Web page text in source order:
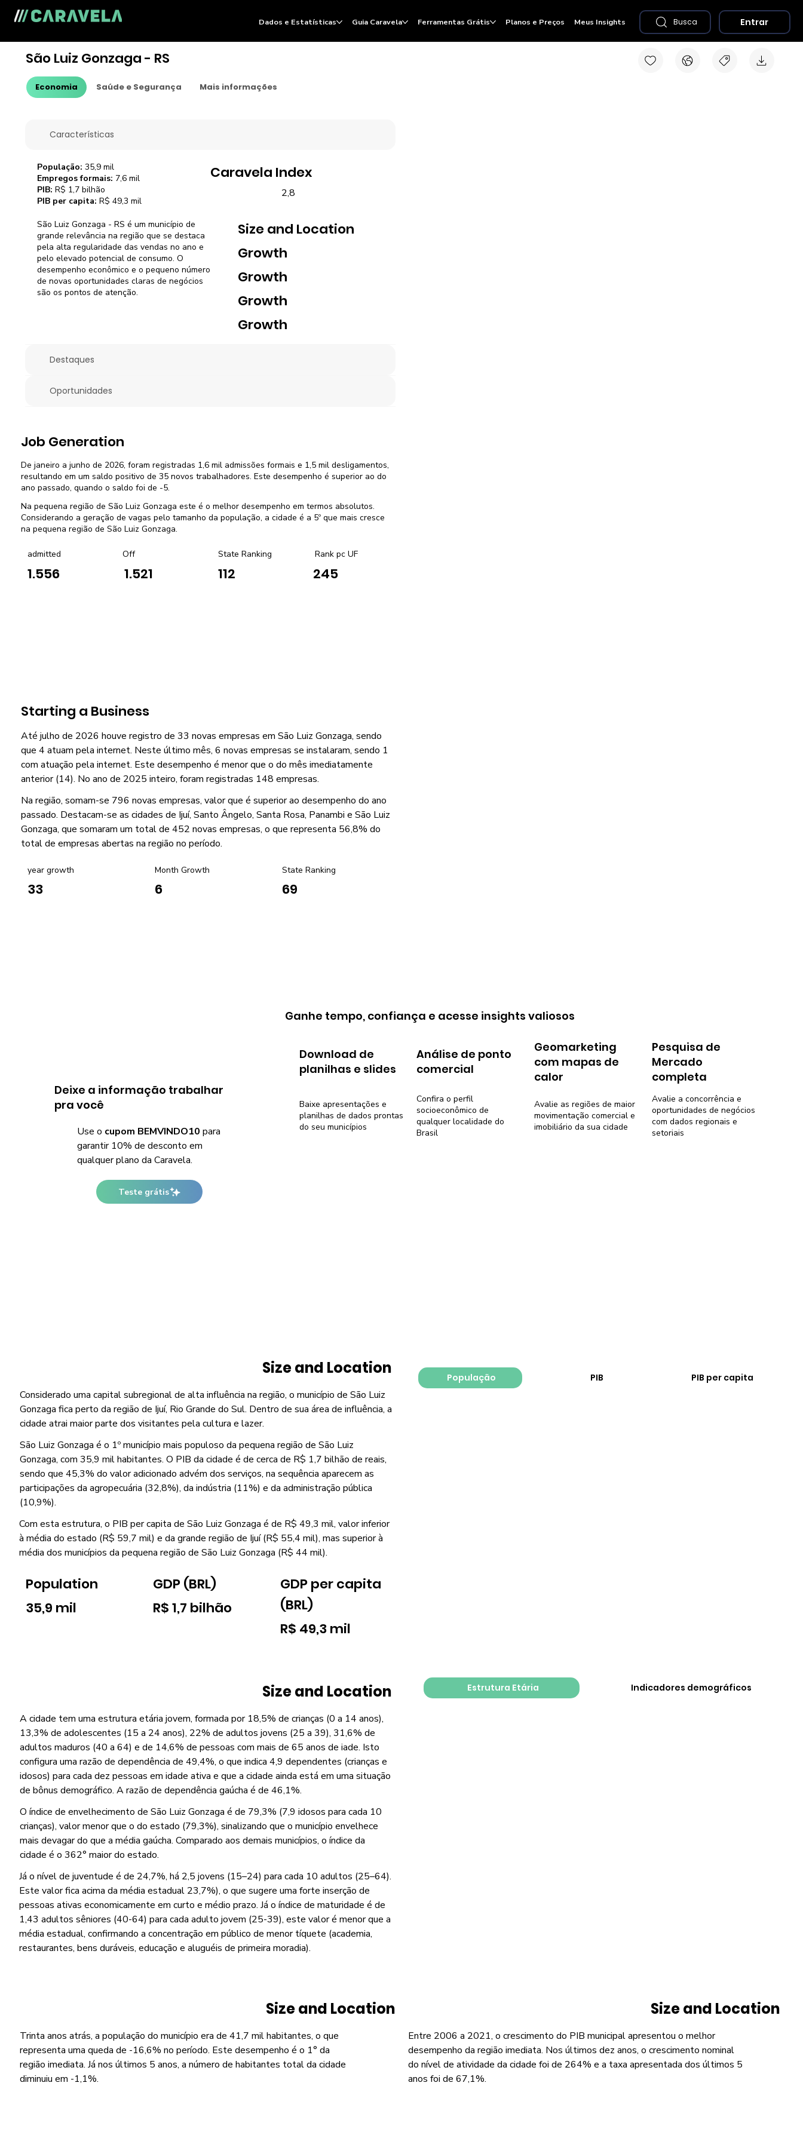
Características
São Luiz Gonzaga - RS é um município de
grande relevância na região que se destaca
pela alta regularidade das vendas no ano e
pelo elevado potencial de consumo. O
desempenho econômico e o pequeno número
de novas oportunidades claras de negócios
são os pontos de atenção.
Caravela Index
2,8
Size and Location
Growth
Growth
Growth
Growth
População: 35,9 mil
Empregos formais: 7,6 mil
PIB: R$ 1,7 bilhão
PIB per capita: R$ 49,3 mil
Destaques
Oportunidades
Job Generation
De janeiro a junho de 2026, foram registradas 1,6 mil admissões formais e 1,5 mil desligamentos,
resultando em um saldo positivo de 35 novos trabalhadores. Este desempenho é superior ao do
ano passado, quando o saldo foi de -5.
Na pequena região de São Luiz Gonzaga este é o melhor desempenho em termos absolutos.
Considerando a geração de vagas pelo tamanho da população, a cidade é a 5º que mais cresce
na pequena região de São Luiz Gonzaga.
admitted
1.556
Off
1.521
State Ranking
112
Rank pc UF
245
Starting a Business
Até julho de 2026 houve registro de 33 novas empresas em São Luiz Gonzaga, sendo
que 4 atuam pela internet. Neste último mês, 6 novas empresas se instalaram, sendo 1
com atuação pela internet. Este desempenho é menor que o do mês imediatamente
anterior (14). No ano de 2025 inteiro, foram registradas 148 empresas.
Na região, somam-se 796 novas empresas, valor que é superior ao desempenho do ano
passado. Destacam-se as cidades de Ijuí, Santo Ângelo, Santa Rosa, Panambi e São Luiz
Gonzaga, que somaram um total de 452 novas empresas, o que representa 56,8% do
total de empresas abertas na região no período.
year growth
33
Month Growth
6
State Ranking
69
Deixe a informação trabalhar
pra você
Use o cupom BEMVINDO10 para
garantir 10% de desconto em
qualquer plano da Caravela.
Teste grátis
Download de
planilhas e slides
Baixe apresentações e
planilhas de dados prontas
do seu municípios
Análise de ponto
comercial
Confira o perfil
socioeconômico de
qualquer localidade do
Brasil
Geomarketing
com mapas de
calor
Avalie as regiões de maior
movimentação comercial e
imobiliário da sua cidade
Pesquisa de
Mercado
completa
Avalie a concorrência e
oportunidades de negócios
com dados regionais e
setoriais
Ganhe tempo, confiança e acesse insights valiosos
População PIB PIB per capita
Estrutura Etária Indicadores demográficos
Size and Location
Considerado uma capital subregional de alta influência na região, o município de São Luiz
Gonzaga fica perto da região de Ijuí, Rio Grande do Sul. Dentro de sua área de influência, a
cidade atrai maior parte dos visitantes pela cultura e lazer.
São Luiz Gonzaga é o 1º município mais populoso da pequena região de São Luiz
Gonzaga, com 35,9 mil habitantes. O PIB da cidade é de cerca de R$ 1,7 bilhão de reais,
sendo que 45,3% do valor adicionado advém dos serviços, na sequência aparecem as
participações da agropecuária (32,8%), da indústria (11%) e da administração pública
(10,9%).
Com esta estrutura, o PIB per capita de São Luiz Gonzaga é de R$ 49,3 mil, valor inferior
à média do estado (R$ 59,7 mil) e da grande região de Ijuí (R$ 55,4 mil), mas superior à
média dos municípios da pequena região de São Luiz Gonzaga (R$ 44 mil).
Population
35,9 mil
GDP (BRL)
R$ 1,7 bilhão
GDP per capita
(BRL)
R$ 49,3 mil
Size and Location
A cidade tem uma estrutura etária jovem, formada por 18,5% de crianças (0 a 14 anos),
13,3% de adolescentes (15 a 24 anos), 22% de adultos jovens (25 a 39), 31,6% de
adultos maduros (40 a 64) e de 14,6% de pessoas com mais de 65 anos de iade. Isto
configura uma razão de dependência de 49,4%, o que indica 4,9 dependentes (crianças e
idosos) para cada dez pessoas em idade ativa e que a cidade ainda está em uma situação
de bônus demográfico. A razão de dependência gaúcha é de 46,1%.
O índice de envelhecimento de São Luiz Gonzaga é de 79,3% (7,9 idosos para cada 10
crianças), valor menor que o do estado (79,3%), sinalizando que o município envelhece
mais devagar do que a média gaúcha. Comparado aos demais municípios, o índice da
cidade é o 362° maior do estado.
Já o nível de juventude é de 24,7%, há 2,5 jovens (15–24) para cada 10 adultos (25–64).
Este valor fica acima da média estadual 23,7%), o que sugere uma forte inserção de
pessoas ativas economicamente em curto e médio prazo. Já o índice de maturidade é de
1,43 adultos sêniores (40-64) para cada adulto jovem (25-39), este valor é menor que a
média estadual, confirmando a concentração em público de menor tíquete (academia,
restaurantes, bens duráveis, educação e aluguéis de primeira moradia).
Size and Location
Trinta anos atrás, a população do município era de 41,7 mil habitantes, o que
representa uma queda de -16,6% no período. Este desempenho é o 1° da
região imediata. Já nos últimos 5 anos, a número de habitantes total da cidade
diminuiu em -1,1%.
Size and Location
Entre 2006 a 2021, o crescimento do PIB municipal apresentou o melhor
desempenho da região imediata. Nos últimos dez anos, o crescimento nominal
do nível de atividade da cidade foi de 264% e a taxa apresentada dos últimos 5
anos foi de 67,1%.
Economia Saúde e Segurança Mais informações
São Luiz Gonzaga - RS
Dados e Estatísticas Guia Caravela Ferramentas Grátis Planos e Preços Meus Insights Busca Entrar